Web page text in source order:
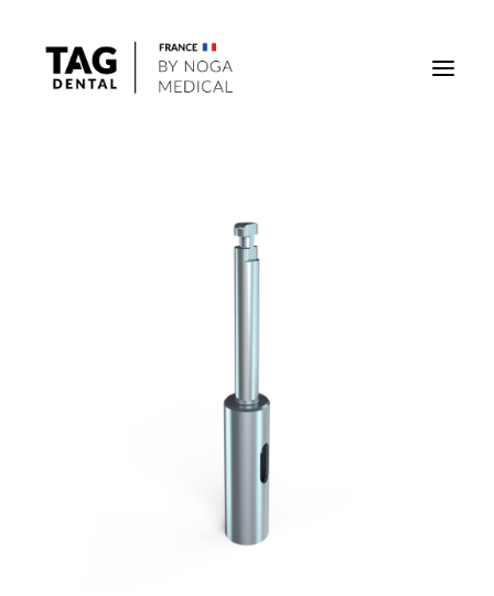
Implants
Superstructures
DigiTag
Recherche
Panier